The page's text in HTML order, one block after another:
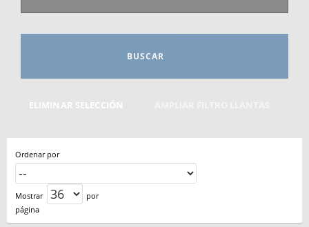
BUSCAR
ELIMINAR SELECCIÓN
Ordenar por
Mostrar
por
página